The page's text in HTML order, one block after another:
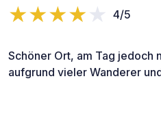
4/5
Schöner Ort, am Tag jedoch
aufgrund vieler Wanderer